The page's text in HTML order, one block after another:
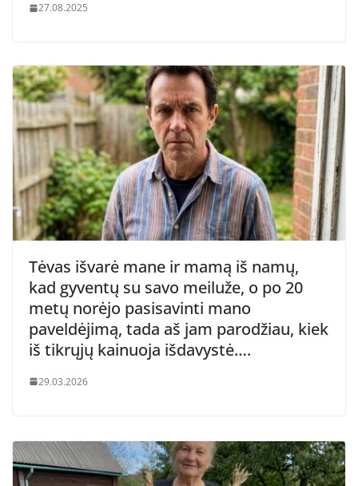
27.08.2025
Tėvas išvarė mane ir mamą iš namų,
kad gyventų su savo meiluže, o po 20
metų norėjo pasisavinti mano
paveldėjimą, tada aš jam parodžiau, kiek
iš tikrųjų kainuoja išdavystė….
29.03.2026